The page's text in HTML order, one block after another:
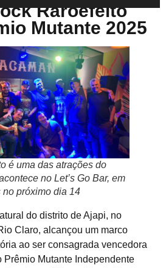
Raroefeito
Mutante 2025
é uma das atrações do
no Let’s Go Bar, em
no próximo dia 14
do distrito de Ajapi, no
Claro, alcançou um marco
ao ser consagrada vencedora
Prêmio Mutante Independente